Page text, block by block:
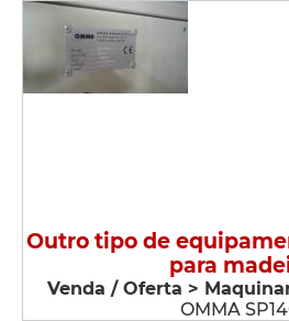
Outro tipo de
para
Venda / Oferta >
OMMA